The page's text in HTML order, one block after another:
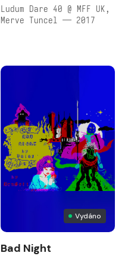
Ludum Dare 40 @ MFF UK,
Merve Tuncel — 2017
Vydáno
Bad Night